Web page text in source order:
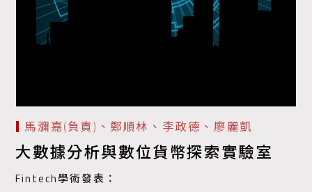
馬瀰嘉(負責)、鄭順林、李政德、廖麗凱
大數據分析與數位貨幣探索實驗室
Fintech學術發表：